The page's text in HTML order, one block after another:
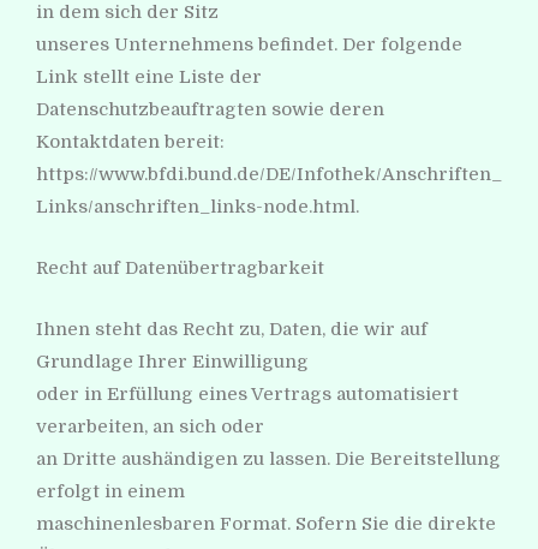
in dem sich der Sitz
unseres Unternehmens befindet. Der folgende
Link stellt eine Liste der
Datenschutzbeauftragten sowie deren
Kontaktdaten bereit:
https://www.bfdi.bund.de/DE/Infothek/Anschriften_
Links/anschriften_links-node.html.
Recht auf Datenübertragbarkeit
Ihnen steht das Recht zu, Daten, die wir auf
Grundlage Ihrer Einwilligung
oder in Erfüllung eines Vertrags automatisiert
verarbeiten, an sich oder
an Dritte aushändigen zu lassen. Die Bereitstellung
erfolgt in einem
maschinenlesbaren Format. Sofern Sie die direkte